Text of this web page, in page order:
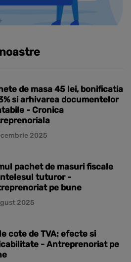
de masa 45 lei, bonificatia
si arhivarea documentelor
- Cronica
2025
pachet de masuri fiscale
tuturor -
pe bune
2025
cote de TVA: efecte si
- Antreprenoriat pe